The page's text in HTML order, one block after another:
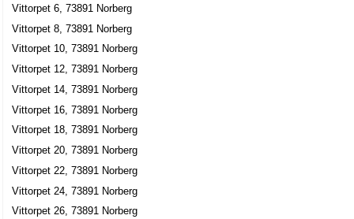
Vittorpet 6, 73891 Norberg
Vittorpet 8, 73891 Norberg
Vittorpet 10, 73891 Norberg
Vittorpet 12, 73891 Norberg
Vittorpet 14, 73891 Norberg
Vittorpet 16, 73891 Norberg
Vittorpet 18, 73891 Norberg
Vittorpet 20, 73891 Norberg
Vittorpet 22, 73891 Norberg
Vittorpet 24, 73891 Norberg
Vittorpet 26, 73891 Norberg